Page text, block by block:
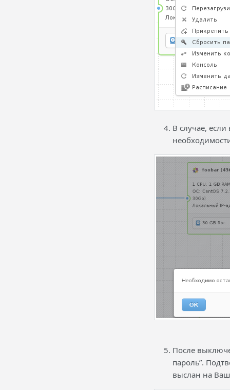
В случае,
После
пароль”.
выслан на